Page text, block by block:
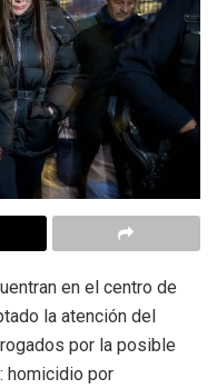
en el centro de
la atención del
por la posible
homicidio por